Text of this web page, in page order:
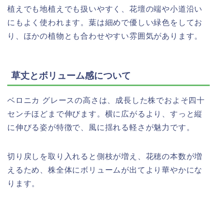
植えでも地植えでも扱いやすく、花壇の端や小道沿い
にもよく使われます。葉は細めで優しい緑色をしてお
り、ほかの植物とも合わせやすい雰囲気があります。
草丈とボリューム感について
ベロニカ グレースの高さは、成長した株でおよそ四十
センチほどまで伸びます。横に広がるより、すっと縦
に伸びる姿が特徴で、風に揺れる軽さが魅力です。
切り戻しを取り入れると側枝が増え、花穂の本数が増
えるため、株全体にボリュームが出てより華やかにな
ります。